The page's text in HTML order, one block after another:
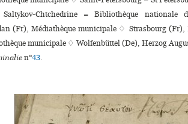
Saltykov-Chtchedrine = Bibliothèque nationale
(Fr), Médiathèque muni­ci­pale ♢ Strasbourg
muni­ci­pale ♢ Wolfenbüttel (De), Herzog
n°43.